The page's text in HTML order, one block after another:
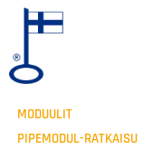
MODUULIT
PIPEMODUL-RATKAISU